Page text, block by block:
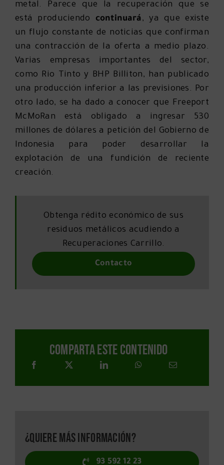
metal. Parece que la recuperación que se
está produciendo continuará , ya que existe
un flujo constante de noticias que confirman
una contracción de la oferta a medio plazo.
Varias empresas importantes del sector,
como Rio Tinto y BHP Billiton, han publicado
una producción inferior a las previsiones. Por
otro lado, se ha dado a conocer que Freeport
McMoRan está obligado a ingresar 530
millones de dólares a petición del Gobierno de
Indonesia para poder desarrollar la
explotación de una fundición de reciente
creación.
Obtenga rédito económico de sus
residuos metálicos acudiendo a
Recuperaciones Carrillo.
Contacto
Comparta este contenido
¿Quiere más información?
93 592 12 23